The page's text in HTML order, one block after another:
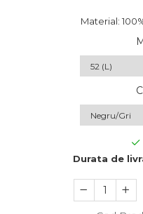
Material:
Durata de